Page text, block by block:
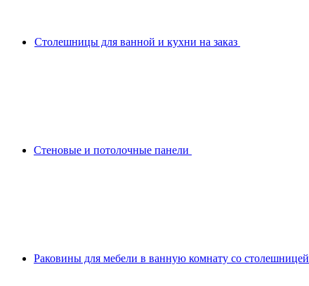
Столешницы для ванной и кухни на заказ
Стеновые и потолочные панели
Раковины для мебели в ванную комнату со столешницей